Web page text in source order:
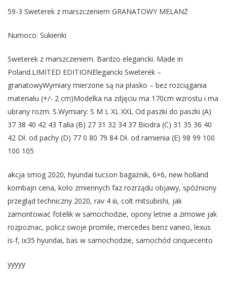
59-3 Sweterek z marszczeniem GRANATOWY MELANŻ
Numoco: Sukienki
Sweterek z marszczeniem. Bardzo elegancki. Made in
Poland.LIMITED EDITIONElegancki Sweterek –
granatowyWymiary mierzone są na płasko – bez rozciągania
materiału (+/- 2 cm)Modelka na zdjęciu ma 170cm wzrostu i ma
ubrany rozm. S.Wymiary: S M L XL XXL Od paszki do paszki (A)
37 38 40 42 43 Talia (B) 27 31 32 34 37 Biodra (C) 31 35 36 40
42 Dł. od pachy (D) 77 0 80 79 84 Dł. od ramienia (E) 98 99 100
100 105
akcja smog 2020, hyundai tucson bagażnik, 6×6, new holland
kombajn cena, koło zmiennych faz rozrządu objawy, spóźniony
przegląd techniczny 2020, rav 4 iii, colt mitsubishi, jak
zamontować fotelik w samochodzie, opony letnie a zimowe jak
rozpoznac, policz swoje promile, mercedes benz vaneo, lexus
is-f, ix35 hyundai, bas w samochodzie, samochód cinquecento
yyyyy